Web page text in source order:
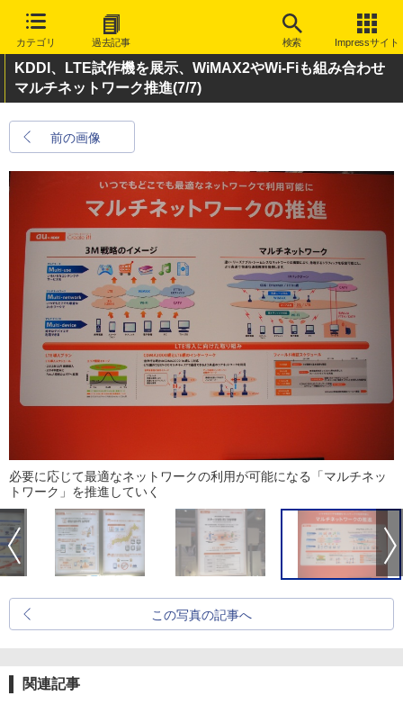
カテゴリ 過去記事 検索 Impressサイト
KDDI、LTE試作機を展示、WiMAX2やWi-Fiも組み合わせ
マルチネットワーク推進(7/7)
前の画像
必要に応じて最適なネットワークの利用が可能になる「マルチネッ
トワーク」を推進していく
この写真の記事へ
関連記事